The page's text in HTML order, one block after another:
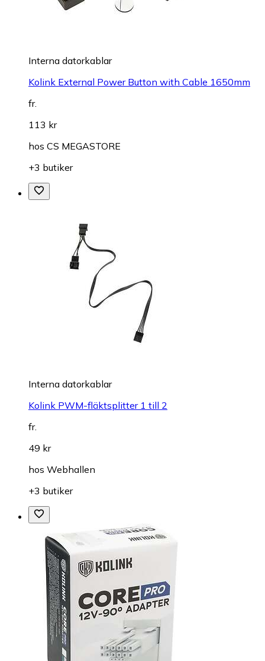
Interna datorkablar
Kolink External Power Button with Cable 1650mm
fr.
113 kr
hos CS MEGASTORE
+3 butiker
Interna datorkablar
Kolink PWM-fläktsplitter 1 till 2
fr.
49 kr
hos Webhallen
+3 butiker